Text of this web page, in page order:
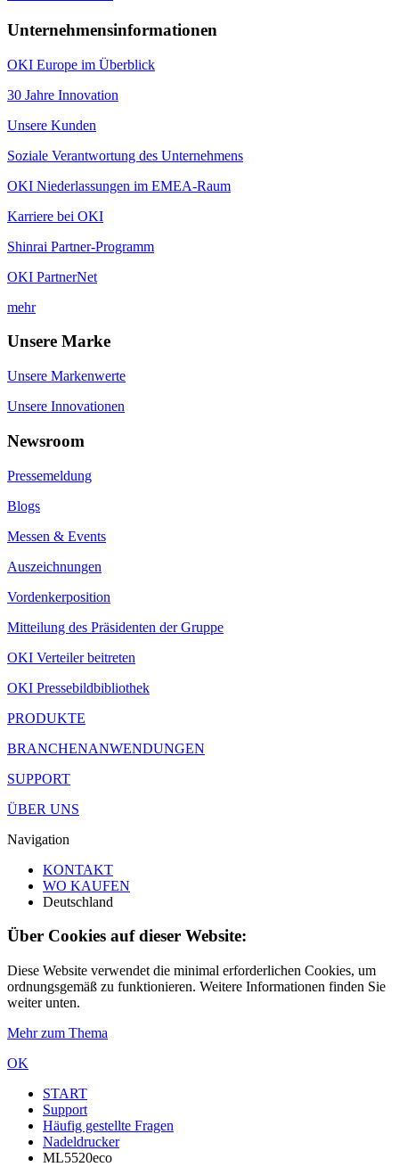
Unternehmensinformationen
OKI Europe im Überblick
30 Jahre Innovation
Unsere Kunden
Soziale Verantwortung des Unternehmens
OKI Niederlassungen im EMEA-Raum
Karriere bei OKI
Shinrai Partner-Programm
OKI PartnerNet
mehr
Unsere Marke
Unsere Markenwerte
Unsere Innovationen
Newsroom
Pressemeldung
Blogs
Messen & Events
Auszeichnungen
Vordenkerposition
Mitteilung des Präsidenten der Gruppe
OKI Verteiler beitreten
OKI Pressebildbibliothek
PRODUKTE
BRANCHENANWENDUNGEN
SUPPORT
ÜBER UNS
Navigation
KONTAKT
WO KAUFEN
Deutschland
Über Cookies auf dieser Website:
Diese Website verwendet die minimal erforderlichen Cookies, um
ordnungsgemäß zu funktionieren. Weitere Informationen finden Sie
weiter unten.
Mehr zum Thema
OK
START
Support
Häufig gestellte Fragen
Nadeldrucker
ML5520eco